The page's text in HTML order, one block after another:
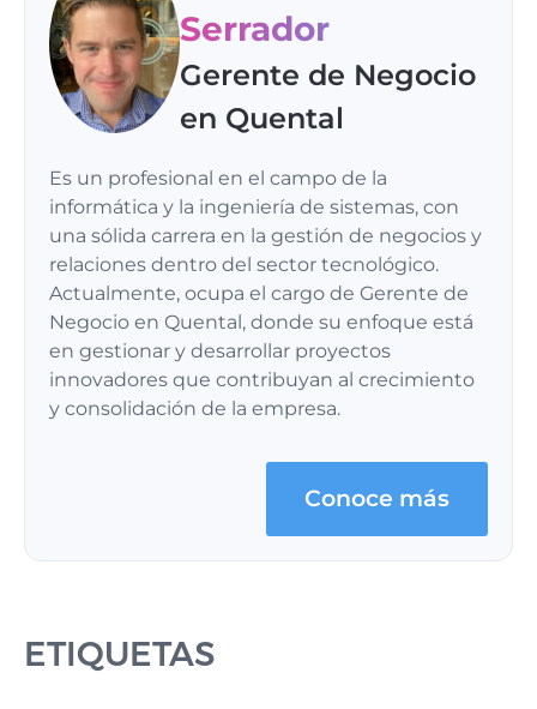
Serrador
Gerente de Negocio
en Quental
Es un profesional en el campo de la
informática y la ingeniería de sistemas, con
una sólida carrera en la gestión de negocios y
relaciones dentro del sector tecnológico.
Actualmente, ocupa el cargo de Gerente de
Negocio en Quental, donde su enfoque está
en gestionar y desarrollar proyectos
innovadores que contribuyan al crecimiento
y consolidación de la empresa.
Conoce más
ETIQUETAS